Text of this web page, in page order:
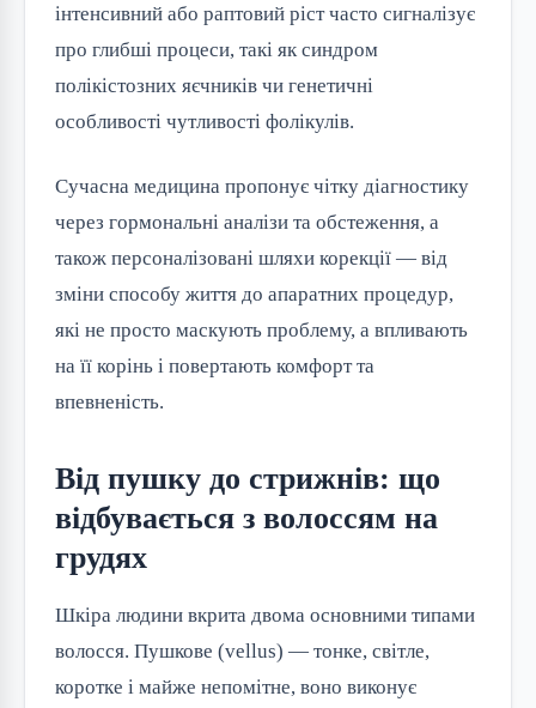
інтенсивний або раптовий ріст часто сигналізує
про глибші процеси, такі як синдром
полікістозних яєчників чи генетичні
особливості чутливості фолікулів.
Сучасна медицина пропонує чітку діагностику
через гормональні аналізи та обстеження, а
також персоналізовані шляхи корекції — від
зміни способу життя до апаратних процедур,
які не просто маскують проблему, а впливають
на її корінь і повертають комфорт та
впевненість.
Від пушку до стрижнів: що
відбувається з волоссям на
грудях
Шкіра людини вкрита двома основними типами
волосся. Пушкове (vellus) — тонке, світле,
коротке і майже непомітне, воно виконує